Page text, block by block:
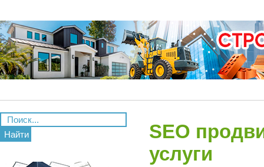
Найти
SEO
услуги